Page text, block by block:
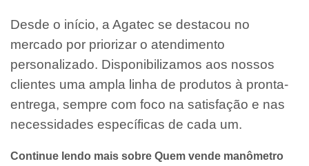
Desde o início, a Agatec se destacou no
mercado por priorizar o atendimento
personalizado. Disponibilizamos aos nossos
clientes uma ampla linha de produtos à pronta-
entrega, sempre com foco na satisfação e nas
necessidades específicas de cada um.
Continue lendo mais sobre Quem vende manômetro